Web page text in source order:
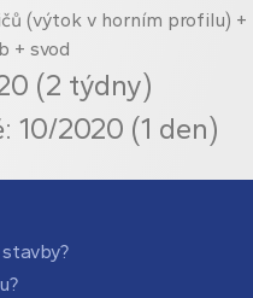
(výtok v horním profilu) +
+ svod
(2 týdny)
10/2020 (1 den)